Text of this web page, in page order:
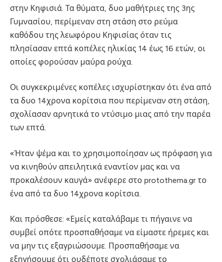
στην Κηφισιά. Τα θύματα, δυο μαθήτριες της 3ης
Γυμνασίου, περίμεναν στη στάση στο ρεύμα
καθόδου της λεωφόρου Κηφισίας όταν τις
πλησίασαν επτά κοπέλες ηλικίας 14 έως 16 ετών, οι
οποίες φορούσαν μαύρα ρούχα.
Οι συγκεκριμένες κοπέλες ισχυρίστηκαν ότι ένα από
τα δυο 14χρονα κορίτσια που περίμεναν στη στάση,
σχολίασαν αρνητικά το ντύσιμο μιας από την παρέα
των επτά.
«Ήταν ψέμα και το χρησιμοποίησαν ως πρόφαση για
να κινηθούν απειλητικά εναντίον μας και να
προκαλέσουν καυγά» ανέφερε στο protothema.gr το
ένα από τα δυο 14χρονα κορίτσια.
Και πρόσθεσε: «Εμείς καταλάβαμε τι πήγαινε να
συμβεί οπότε προσπαθήσαμε να είμαστε ήρεμες και
να μην τις εξαγριώσουμε. Προσπαθήσαμε να
εξηγήσουμε ότι ουδέποτε σχολιάσαμε το